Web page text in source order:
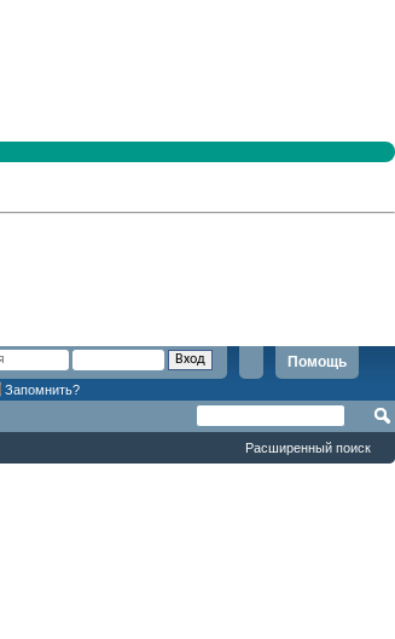
Помощь
Запомнить?
Расширенный поиск